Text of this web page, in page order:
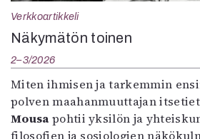
Verkkoartikkeli
Näkymätön toinen
2–3/2026
Miten ihmisen ja tarkemmin
polven maahanmuuttajan
Mousa pohtii yksilön ja
filosofien ja sosiologien